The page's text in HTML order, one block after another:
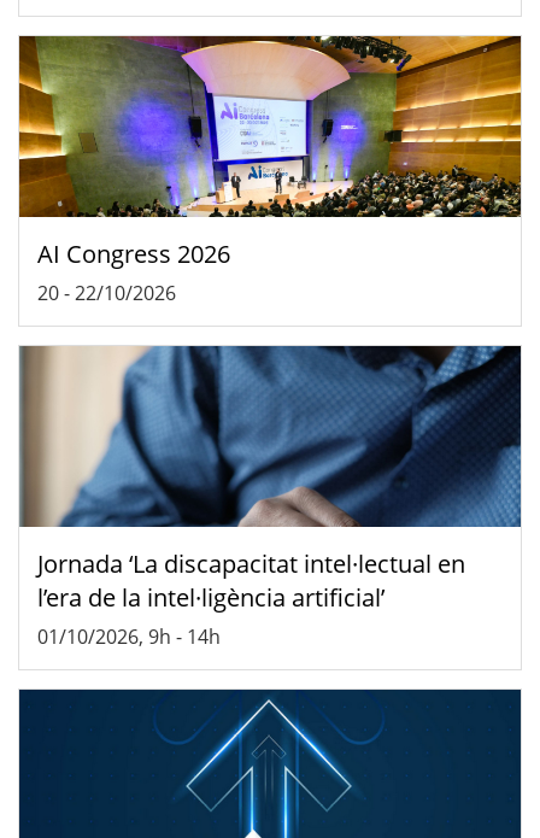
AI Congress 2026
20-22/10/2026
Jornada ‘La discapacitat intel·lectual en
l’era de la intel·ligència artificial’
01/10/2026, 9h - 14h